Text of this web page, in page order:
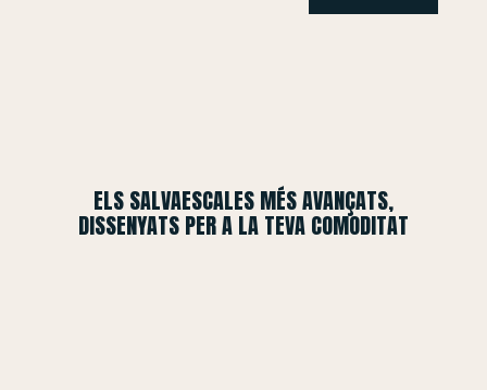
ELS SALVAESCALES MÉS AVANÇATS,
DISSENYATS PER A LA TEVA COMODITAT